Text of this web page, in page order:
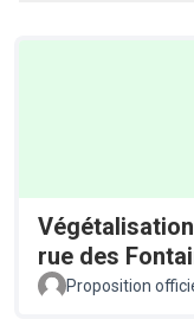
rue des
Proposition